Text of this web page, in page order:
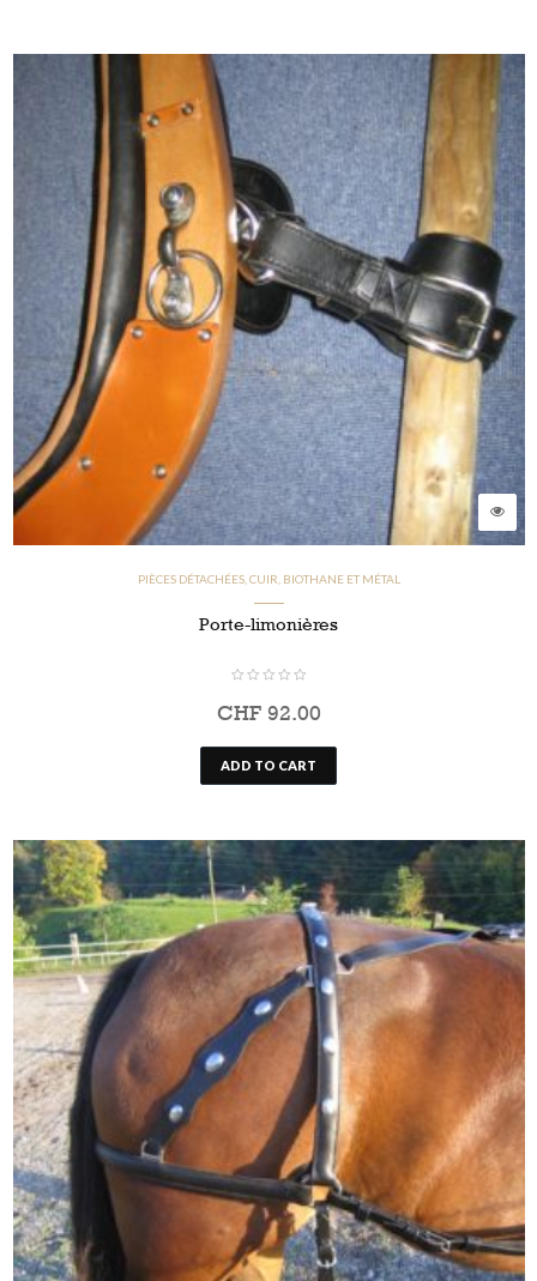
PIÈCES DÉTACHÉES, CUIR, BIOTHANE ET MÉTAL
Porte-limonières
CHF92.00
ADD TO CART